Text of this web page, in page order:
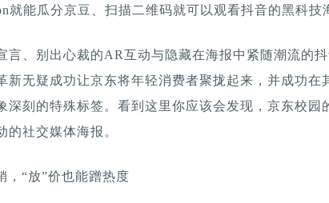
就能瓜分京豆、扫描二维码就可以观看抖音的黑科技
言、别出心裁的AR互动与隐藏在海报中紧随潮流的
新无疑成功让京东将年轻消费者聚拢起来，并成功在
深刻的特殊标签。看到这里你应该会发现，京东校园
的社交媒体海报。
，“放”价也能蹭热度